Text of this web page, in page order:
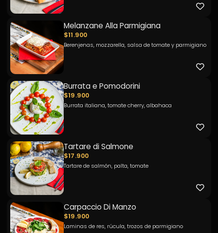
Melanzane Alla Parmigiana
$11.900
Berenjenas, mozzarella, salsa de tomate y parmigiano
Burrata e Pomodorini
$19.900
Burrata italiana, tomate cherry, albahaca
Tartare di Salmone
$17.900
Tartare de salmón, palta, tomate
Carpaccio Di Manzo
$19.900
Laminas de res, rúcula, trozos de parmigiano